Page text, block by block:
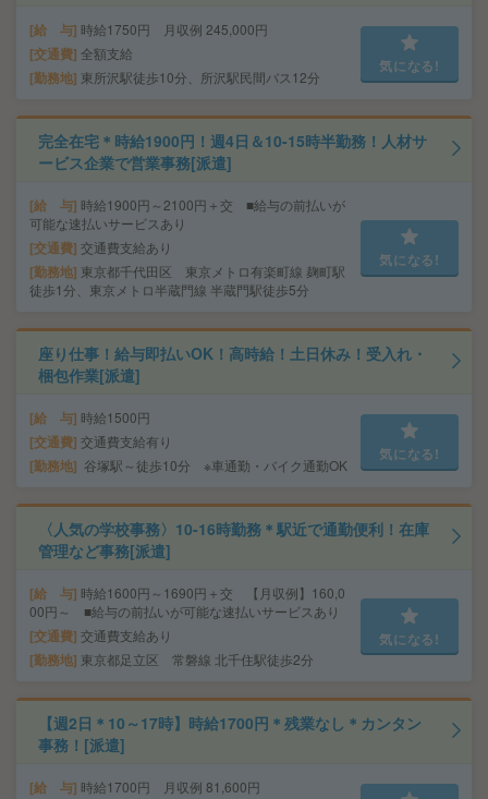
給 与 時給1750円 月収例 245,000円
交通費 全額支給
勤務地 東所沢駅徒歩10分、所沢駅民間バス12分
気になる!
完全在宅＊時給1900円！週4日＆10-15時半勤務！人材サ
ービス企業で営業事務[派遣]
給 与 時給1900円～2100円＋交 ■給与の前払いが
可能な速払いサービスあり
交通費 交通費支給あり
勤務地 東京都千代田区 東京メトロ有楽町線 麹町駅
徒歩1分、東京メトロ半蔵門線 半蔵門駅徒歩5分
気になる!
座り仕事！給与即払いOK！高時給！土日休み！受入れ・
梱包作業[派遣]
給 与 時給1500円
交通費 交通費支給有り
勤務地 谷塚駅～徒歩10分 ※車通勤・バイク通勤OK
気になる!
〈人気の学校事務〉10-16時勤務＊駅近で通勤便利！在庫
管理など事務[派遣]
給 与 時給1600円～1690円＋交 【月収例】160,0
00円～ ■給与の前払いが可能な速払いサービスあり
交通費 交通費支給あり
勤務地 東京都足立区 常磐線 北千住駅徒歩2分
気になる!
【週2日＊10～17時】時給1700円＊残業なし＊カンタン
事務！[派遣]
給 与 時給1700円 月収例 81,600円